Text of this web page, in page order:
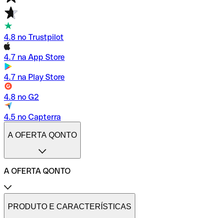
4.8 no Trustpilot
4.7 na App Store
4.7 na Play Store
4.8 no G2
4.5 no Capterra
A OFERTA QONTO
A OFERTA QONTO
Tarifas
Conta profissional online
PRODUTO E CARACTERÍSTICAS